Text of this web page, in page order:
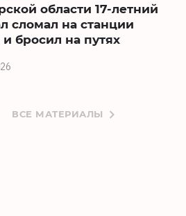
области 17-летний
сломал на станции
и бросил на путях
ВСЕ МАТЕРИАЛЫ